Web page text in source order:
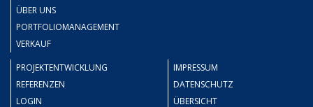
ÜBER UNS
PORTFOLIOMANAGEMENT
VERKAUF
PROJEKTENTWICKLUNG
REFERENZEN
LOGIN
IMPRESSUM
DATENSCHUTZ
ÜBERSICHT